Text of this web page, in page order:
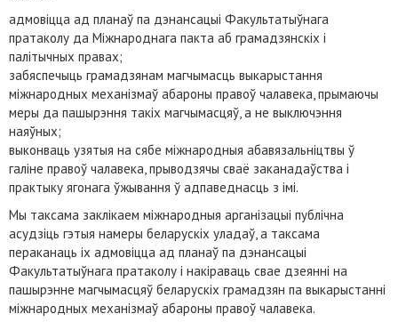
адмовіцца ад планаў па дэнансацыі Факультатыўнага
пратаколу да Міжнароднага пакта аб грамадзянскіх і
палітычных правах;
забяспечыць грамадзянам магчымасць выкарыстання
міжнародных механізмаў абароны правоў чалавека, прымаючы
меры да пашырэння такіх магчымасцяў, а не выключэння
наяўных;
выконваць узятыя на сябе міжнародныя абавязальніцтвы ў
галіне правоў чалавека, прыводзячы сваё заканадаўства і
практыку ягонага ўжывання ў адпаведнасць з імі.
Мы таксама заклікаем міжнародныя арганізацыі публічна
асудзіць гэтыя намеры беларускіх уладаў, а таксама
пераканаць іх адмовіцца ад планаў па дэнансацыі
Факультатыўнага пратаколу і накіраваць свае дзеянні на
пашырэнне магчымасцяў беларускіх грамадзян па выкарыстанні
міжнародных механізмаў абароны правоў чалавека.